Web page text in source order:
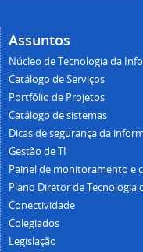
Assuntos
Núcleo de Tecnologia da
Catálogo de Serviços
Portfólio de Projetos
Catálogo de sistemas
Dicas de segurança da
Gestão de TI
Painel de monitoramento e
Plano Diretor de Tecnologia
Conectividade
Colegiados
Legislação